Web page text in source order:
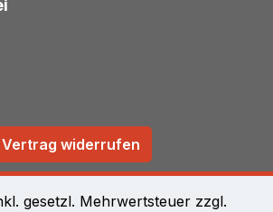
Vertrag widerrufen
gesetzl. Mehrwertsteuer zzgl.